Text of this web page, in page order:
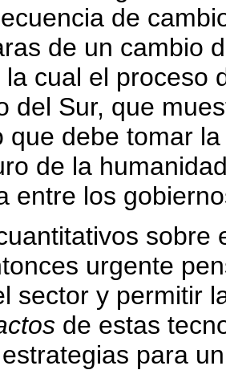
de
de un cambio
cual el proceso
del Sur, que
que debe tomar
de la
entre los
sobre
urgente
sector y permitir
de estas
para